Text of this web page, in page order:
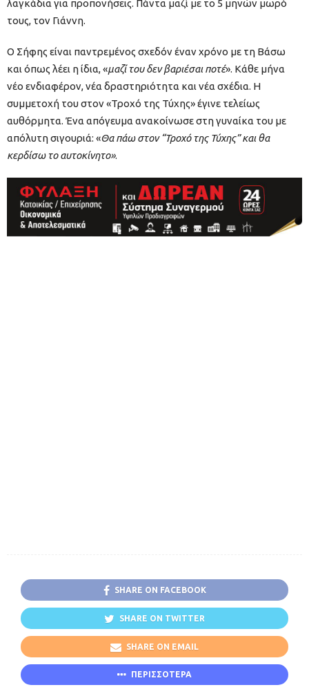
λαγκάδια για προπονήσεις. Πάντα μαζί με το 5 μηνών μωρό
τους, τον Γιάννη.
Ο Σήφης είναι παντρεμένος σχεδόν έναν χρόνο με τη Βάσω
και όπως λέει η ίδια, «μαζί του δεν βαριέσαι ποτέ». Κάθε μήνα
νέο ενδιαφέρον, νέα δραστηριότητα και νέα σχέδια. Η
συμμετοχή του στον «Τροχό της Τύχης» έγινε τελείως
αυθόρμητα. Ένα απόγευμα ανακοίνωσε στη γυναίκα του με
απόλυτη σιγουριά: «Θα πάω στον “Τροχό της Τύχης” και θα
κερδίσω το αυτοκίνητο».
SHARE ON FACEBOOK
SHARE ON TWITTER
SHARE ON EMAIL
ΠΕΡΙΣΣΟΤΕΡΑ